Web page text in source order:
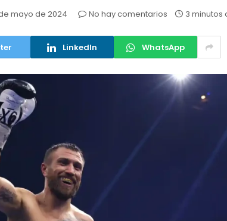
mayo de 2024 No hay comentarios 3 minutos
LinkedIn WhatsApp